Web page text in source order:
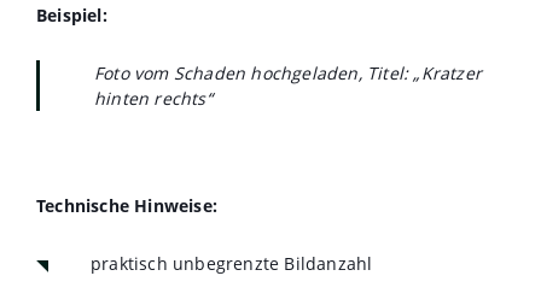
Beispiel:
Foto vom Schaden hochgeladen, Titel: „Kratzer
hinten rechts“
Technische Hinweise:
praktisch unbegrenzte Bildanzahl